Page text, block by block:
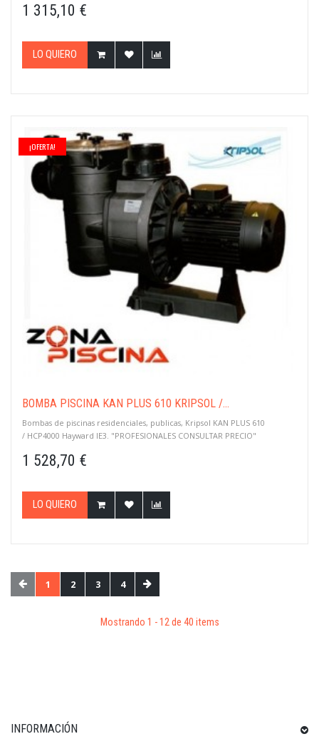
1 315,10 €
LO QUIERO
¡OFERTA!
BOMBA PISCINA KAN PLUS 610 KRIPSOL /...
Bombas de piscinas residenciales, publicas, Kripsol KAN PLUS 610
/ HCP4000 Hayward IE3. "PROFESIONALES CONSULTAR PRECIO"
1 528,70 €
LO QUIERO
1 2 3 4
Mostrando 1 - 12 de 40 items
INFORMACIÓN